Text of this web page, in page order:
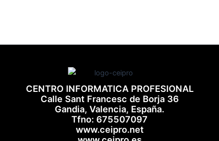
CENTRO INFORMATICA PROFESIONAL
Calle Sant Francesc de Borja 36
Gandia, Valencia, España.
Tfno: 675507097
www.ceipro.net